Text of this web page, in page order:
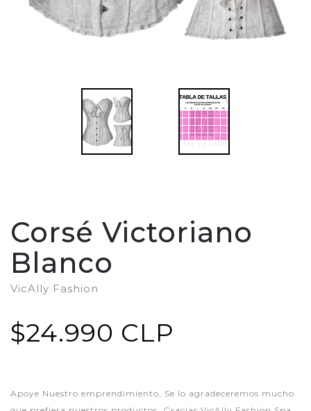
Corsé Victoriano
Blanco
VicAlly Fashion
$24.990 CLP
Apoye Nuestro emprendimiento, Se lo agradeceremos mucho